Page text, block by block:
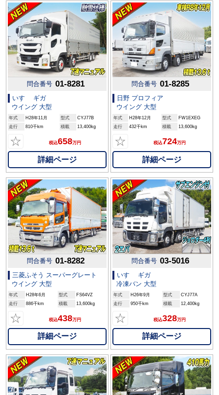
問合番号 01-8281
いすゞ ギガ
ウイング 大型
年式 H28年11月 型式
CYJ77B
走行
810千km 積載 13,400kg
☆ 税込658万円
詳細ページ
問合番号 01-8285
日野 プロフィア
ウイング 大型
年式 H28年12月 型式
FW1EXEG
走行
432千km 積載 13,600kg
☆ 税込724万円
詳細ページ
問合番号 01-8282
三菱ふそう スーパーグレート
ウイング 大型
年式 H28年6月 型式
FS64VZ
走行
886千km 積載 13,600kg
☆ 税込438万円
詳細ページ
問合番号 03-5016
いすゞ ギガ
冷凍バン 大型
年式 H26年9月 型式
CYJ77A
走行
950千km 積載 12,400kg
☆ 税込328万円
詳細ページ